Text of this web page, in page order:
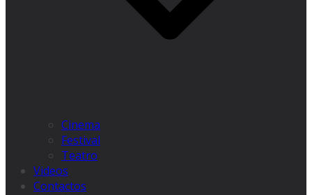
Cinema
Festival
Teatro
Videos
Contactos